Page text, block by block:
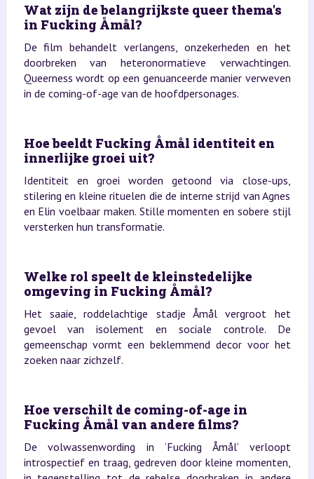
Wat zijn de belangrijkste queer thema's
in Fucking Åmål?
De film behandelt verlangens, onzekerheden en het
doorbreken van heteronormatieve verwachtingen.
Queerness wordt op een genuanceerde manier verweven
in de coming-of-age van de hoofdpersonages.
Hoe beeldt Fucking Åmål identiteit en
innerlijke groei uit?
Identiteit en groei worden getoond via close-ups,
stilering en kleine rituelen die de interne strijd van Agnes
en Elin voelbaar maken. Stille momenten en sobere stijl
versterken hun transformatie.
Welke rol speelt de kleinstedelijke
omgeving in Fucking Åmål?
Het saaie, roddelachtige stadje Åmål vergroot het
gevoel van isolement en sociale controle. De
gemeenschap vormt een beklemmend decor voor het
zoeken naar zichzelf.
Hoe verschilt de coming-of-age in
Fucking Åmål van andere films?
De volwassenwording in ‘Fucking Åmål’ verloopt
introspectief en traag, gedreven door kleine momenten,